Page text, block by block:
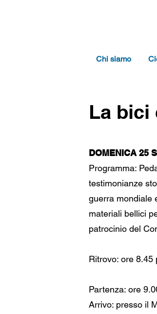
Chi siamo
La bici
DOMENICA 25
Programma:
testimonianze
guerra mondiale
materiali bellici
patrocinio del
Ritrovo: ore 8.45
Partenza: ore
Arrivo: presso il